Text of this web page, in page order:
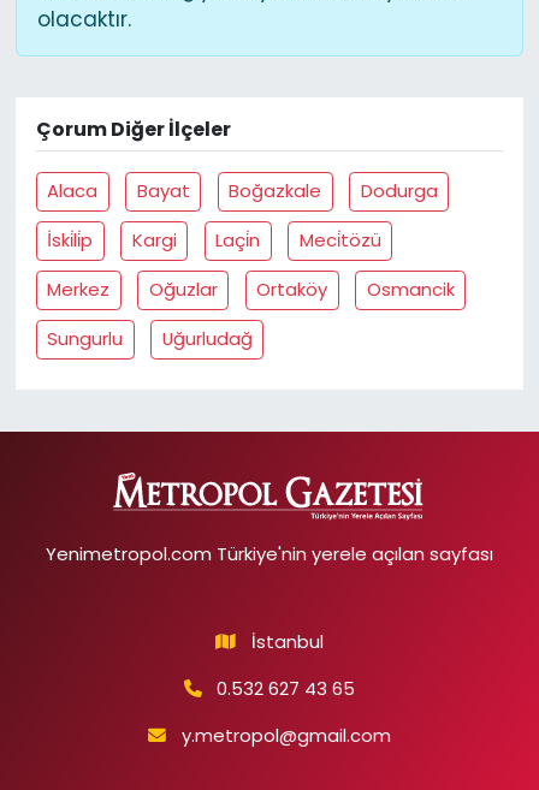
olacaktır.
Çorum Diğer İlçeler
Alaca Bayat Boğazkale
Dodurga
İski̇li̇p
Kargi Laçi̇n
Meci̇tözü
Merkez
Oğuzlar Ortaköy
Osmancik
Sungurlu
Uğurludağ
Yenimetropol.com Türkiye'nin yerele açılan sayfası
İstanbul
0.532 627 43 65
y.metropol@gmail.com